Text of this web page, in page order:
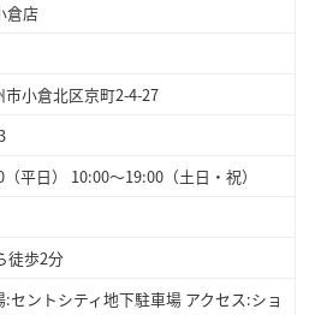
倉店
小倉北区京町2-4-27
平日） 10:00～19:00（土日・祝）
徒歩2分
セントシティ地下駐車場 アクセス:ショ